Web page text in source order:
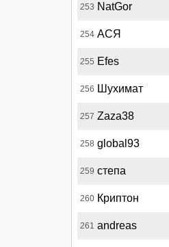
253 NatGor
254 АСЯ
255 Efes
256 Шухимат
257 Zaza38
258 global93
259 степа
260 Криптон
261 andreas